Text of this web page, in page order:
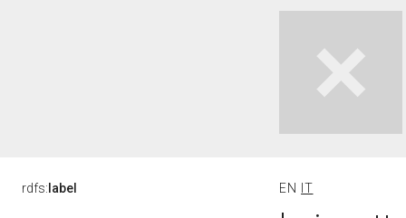
rdfs: label EN IT